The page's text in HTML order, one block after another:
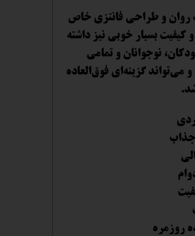
روان و طراحی فانتزی خاص
کیفیت بسیار خوبی نیز داشته
نوجوانان و تمامی
می‌تواند گزینه‌ای فوق‌العاده
جذاب
روزمره